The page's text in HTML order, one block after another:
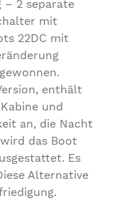
– 2 separate
mit
22DC mit
enthält
und
an, die Nacht
das Boot
Es
Alternative